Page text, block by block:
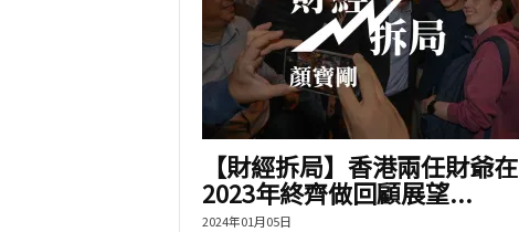
【財經拆局】香港兩任財爺在
2023年終齊做回顧展望...
2024年01月05日